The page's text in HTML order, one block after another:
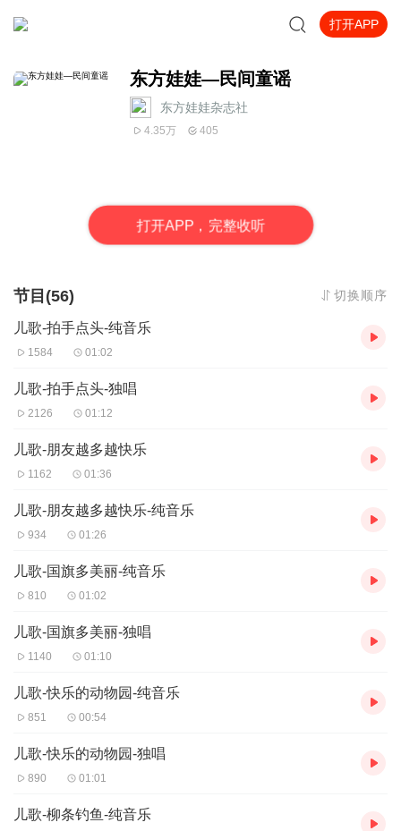
打开APP
东方娃娃—民间童谣
东方娃娃杂志社
4.35万 405
打开APP，完整收听
节目(56) 切换顺序
儿歌-拍手点头-纯音乐
1584 01:02
儿歌-拍手点头-独唱
2126 01:12
儿歌-朋友越多越快乐
1162 01:36
儿歌-朋友越多越快乐-纯音乐
934 01:26
儿歌-国旗多美丽-纯音乐
810 01:02
儿歌-国旗多美丽-独唱
1140 01:10
儿歌-快乐的动物园-纯音乐
851 00:54
儿歌-快乐的动物园-独唱
890 01:01
儿歌-柳条钓鱼-纯音乐